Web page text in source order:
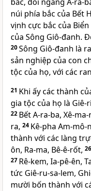
núi phía bắc của Bết
vịnh cực bắc của
của Sông Giô-đanh.
20Sông Giô-đanh là
sản nghiệp của con
tộc của họ, với các
21 Khi ấy các thành
gia tộc của họ là Giê-
22 Bết A-ra-ba, Xê-
ra, 24 Kê-pha Am-mô-
thành với các làng
ôn, Ra-ma, Bê-ê-rốt, 26
27 Rê-kem, Ia-pê-ên,
tức Giê-ru-sa-lem,
mười bốn thành với